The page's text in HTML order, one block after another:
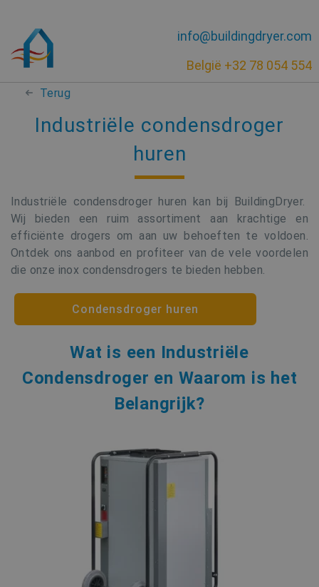
info@buildingdryer.com
België +32 78 054 554
Terug
Industriële condensdroger
huren
Industriële condensdroger huren kan bij BuildingDryer.
Wij bieden een ruim assortiment aan krachtige en
efficiënte drogers om aan uw behoeften te voldoen.
Ontdek ons aanbod en profiteer van de vele voordelen
die onze inox condensdrogers te bieden hebben.
Condensdroger huren
Wat is een Industriële
Condensdroger en Waarom is het
Belangrijk?